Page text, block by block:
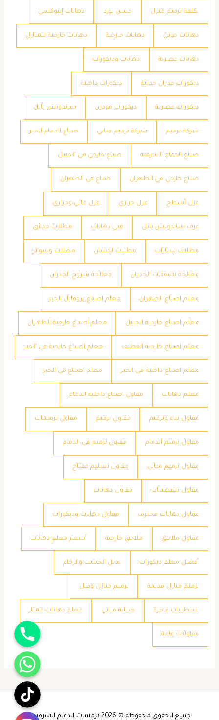
تكلفة ترميم منزل جبس بورد دهانات إيبوكسي
دهانات جوتن دهانات خارجية دهانات خارجية للمنازل
دهانات عصرية دهانات وديكورات
ديكورات جدران حديثة ديكورات داخلية
ديكورات عصرية ديكورات مودرن ساندوتش بانل
شركة ترميم شركة ترميم مباني صباغ الدمام الخبر
صباغ الدمام الشرقية صباغ خارجي في الجبيل
صباغ خارجي في الظهران صباغ في الظهران
عزل أسطح عزل حراري عزل مائي وحراري
غرف ساندوتش بانل فني دهانات مظلات حدائق
مظلات سيارات مظلات لكسان مظلات وسواتر
معالجة تشققات الجدران معالجة شروخ الجدران
معلم اصباغ الظهران معلم اصباغ بروفايل الخبر
معلم اصباغ خارجية الجبيل معلم اصباغ خارجية الظهران
معلم اصباغ خارجية القطيف معلم اصباغ خارجية في الخبر
معلم اصباغ داخلية في الخبر معلم اصباغ في الخبر
معلم دهانات مقاول اصباغ داخلية الدمام
مقاول بناء وترميم مقاول ترميم مقاول ترميمات
مقاول ترميم الدمام مقاول ترميم في الدمام
مقاول ترميم مباني مقاول تسليم مفتاح
مقاول تشطيبات مقاول دهانات
مقاول دهانات محترف مقاول دهانات وديكورات
مقاول ملاحق ملاحق خارجية ​أسعار معلم دهانات
​أفضل معلم ديكورات ​بديل الخشب والرخام
​ترميم منازل قديمة ​ترميم منازل وفلل
​تشطيبات فاخرة ​صيانة مباني ​معلم دهانات ممتاز
​مقاولات عامة
جميع الحقوق محفوظة © 2026 ترميمات الدمام الشرقية -
جوال
واتساب
تيك توك
انستقرام